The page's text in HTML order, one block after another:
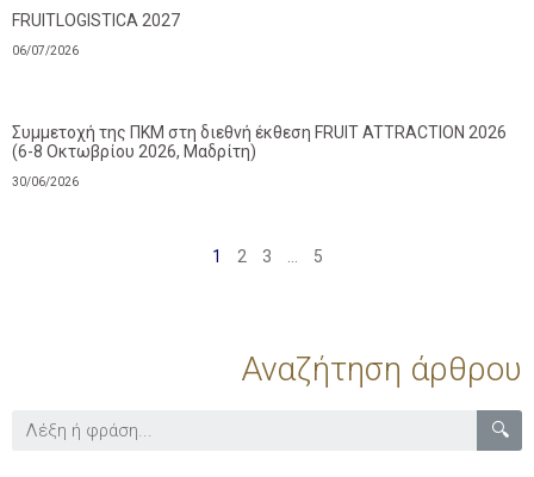
FRUITLOGISTICA 2027
06/07/2026
Συμμετοχή της ΠΚΜ στη διεθνή έκθεση FRUIT ATTRACTION 2026
(6-8 Οκτωβρίου 2026, Μαδρίτη)
30/06/2026
1 2 3 5
Αναζήτηση άρθρου
🔍